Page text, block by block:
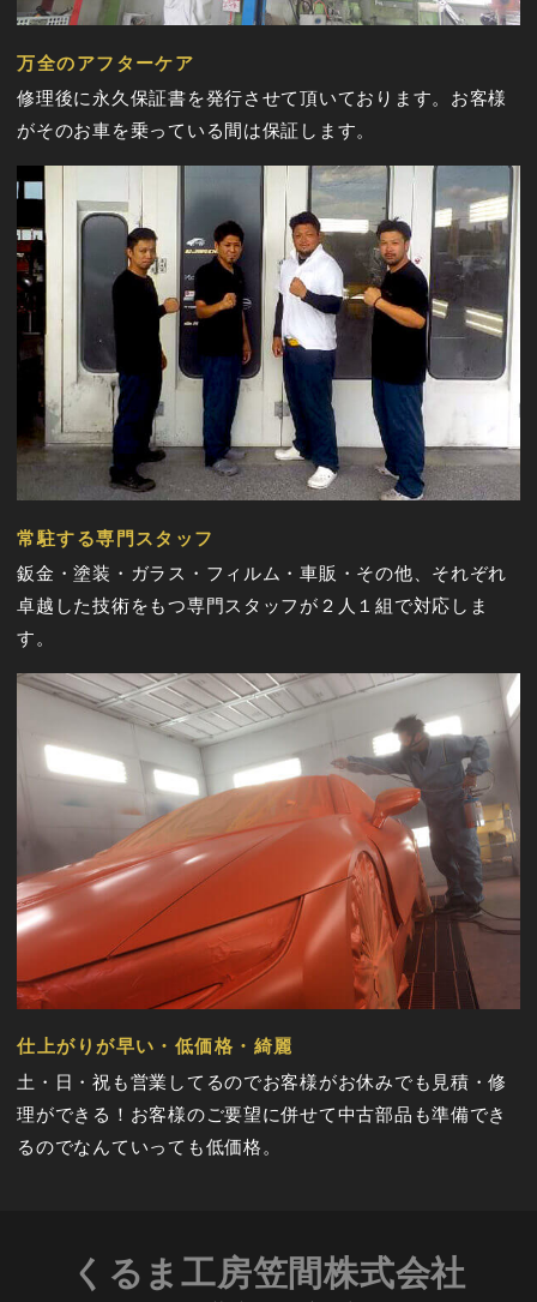
万全のアフターケア
修理後に永久保証書を発行させて頂いております。お客様
がそのお車を乗っている間は保証します。
常駐する専門スタッフ
鈑金・塗装・ガラス・フィルム・車販・その他、それぞれ
卓越した技術をもつ専門スタッフが２人１組で対応しま
す。
仕上がりが早い・低価格・綺麗
土・日・祝も営業してるのでお客様がお休みでも見積・修
理ができる！お客様のご要望に併せて中古部品も準備でき
るのでなんていっても低価格。
くるま工房笠間株式会社